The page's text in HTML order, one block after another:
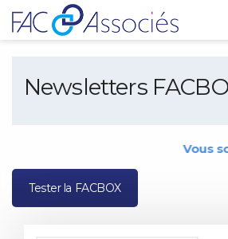
Newsletters
Vous
Tester la FACBOX